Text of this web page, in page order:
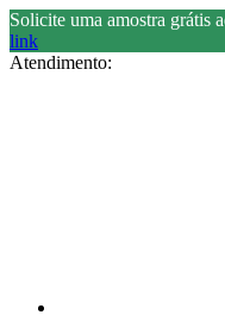
Solicite uma amostra grátis
link
Atendimento: